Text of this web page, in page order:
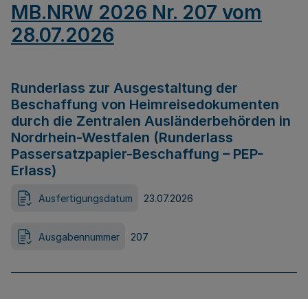
MB.NRW 2026 Nr. 207 vom
28.07.2026
Runderlass zur Ausgestaltung der
Beschaffung von Heimreisedokumenten
durch die Zentralen Ausländerbehörden in
Nordrhein-Westfalen (Runderlass
Passersatzpapier-Beschaffung – PEP-
Erlass)
Ausfertigungsdatum 23.07.2026
Ausgabennummer 207